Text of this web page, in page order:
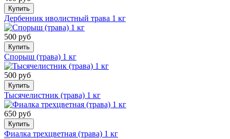
Купить
Дербенник иволистный трава 1 кг
500 руб
Купить
Спорыш (трава) 1 кг
500 руб
Купить
Тысячелистник (трава) 1 кг
650 руб
Купить
Фиалка трехцветная (трава) 1 кг